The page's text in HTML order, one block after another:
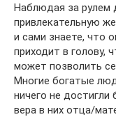
Наблюдая за рулем
привлекательную
и сами знаете, что
приходит в голову,
может позволить
Многие богатые
ничего не
вера в них отца/